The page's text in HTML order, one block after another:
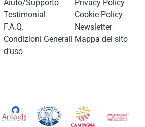
Aiuto/Supporto
Testimonial
F.A.Q.
Condizioni Generali
d’uso
Privacy Policy
Cookie Policy
Newsletter
Mappa del sito